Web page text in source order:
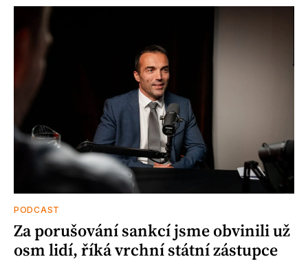
PODCAST
Za porušování sankcí jsme obvinili už
osm lidí, říká vrchní státní zástupce